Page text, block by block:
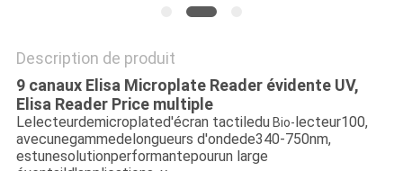
Description de produit
9 canaux Elisa Microplate Reader évidente UV,
Elisa Reader Price multiple
Lelecteurdemicroplated'écran tactiledu Bio- lecteur100,
avecunegammedelongueurs d'ondede340-750nm,
estunesolutionperformantepourun large